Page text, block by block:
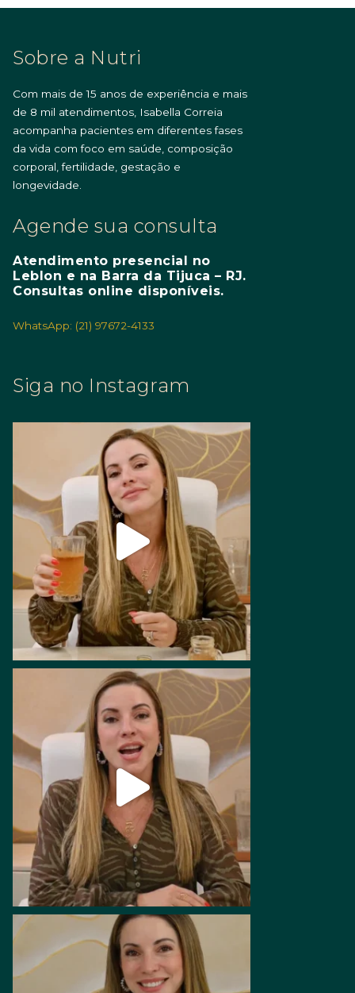
Sobre a Nutri
Com mais de 15 anos de experiência e mais
de 8 mil atendimentos, Isabella Correia
acompanha pacientes em diferentes fases
da vida com foco em saúde, composição
corporal, fertilidade, gestação e
longevidade.
Agende sua consulta
Atendimento presencial no
Leblon e na Barra da Tijuca – RJ.
Consultas online disponíveis.
WhatsApp: (21) 97672-4133
Siga no Instagram